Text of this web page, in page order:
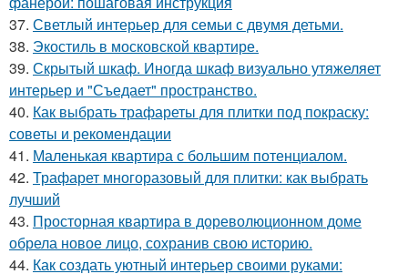
37. Светлый интерьер для семьи с двумя детьми.
38. Экостиль в московской квартире.
39. Скрытый шкаф. Иногда шкаф визуально утяжеляет
интерьер и "Съедает" пространство.
40. Как выбрать трафареты для плитки под покраску:
советы и рекомендации
41. Маленькая квартира с большим потенциалом.
42. Трафарет многоразовый для плитки: как выбрать
лучший
43. Просторная квартира в дореволюционном доме
обрела новое лицо, сохранив свою историю.
44. Как создать уютный интерьер своими руками: